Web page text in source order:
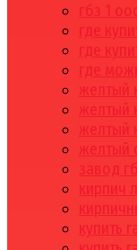
гбз 1
где
где
где
желтый
желтый
желтый
желтый
завод
кирпич
купить